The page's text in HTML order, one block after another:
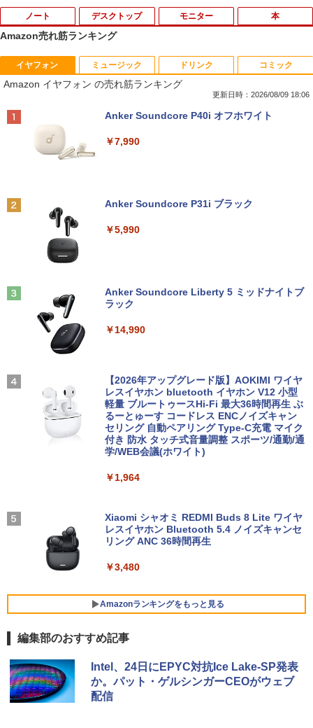
ノート
1
良品 フルHD 12.5インチ SONY VAIO Pr
o PJ VJPJ13C11N / Windows11/ 超高性
能 第10世代Core i5-1035G1/ 8GB/ 爆速
6/ Office付き/ Win11【中古ノートパソコ
あす楽対応 即日発送
ートパソコン 新品 Intel Pentium GOLD
量 持ち運び 安い
布】 Lenovo Chromebook Duet EDU G
2 2in1 ノートパソコン 83HKS00M00 Ch
romeOS MediaTek Kompanio 838 メモ
リ4GB eMMC64GB 10.95インチ タッチ
対応 再生品Sランク
￥29,800
付き｜楽天1位 三冠獲得｜豪華特典付き
｜最大180日保証｜Core i5 第8世代｜中
古ノートパソコン Windows11 office付
ンWindows11 第8世代｜ノートパソコン
｜パソコン｜PC｜中古PC
￥29,800
ク 訳あり】中古 ノートパソコン VAIO Pr
o PK 第10世代 Core i5 1035G1 メモリ1
6GB SSD 256GB Windows11 Pro 14イ
デスクトップ
1
＼11日まで限定価格／【楽天1位】デス
クトップパソコン 新品 福袋 5点セット
WPS Office付き 第12世代 Intel Corei3 1
1TB Windows11 事務 在宅ワーク 安い
ス オフィス業務 事務作業 デスクワーク
スクトップPC デスクトップパソコン ビ
門用 本体のみ
ャンス】GMKtec M8 ミニPC【AMD Ryz
en 5 PRO 6650H 16GB 512GB】4.5GH
z 6コア 12スレッド OCuLink Windows
11 Pro LPDDR5 6400MT/s 16T増設 3画
面2.5GbpsLAN Bluetooth5.2 WiFi HD
MI 省エネ ゲーミングpc みにpc minipc
8K コンパクト
￥78,248
4
[VETESA正規販売店]デスクトップパソ
コン PC 一体型 新品 Windows11 27型 C
SSD512GB 初期設定済 ホワイト ブラッ
ク
￥69,800
月11日01時59分まで】 [ジャンク] mous
e(マウス) G-Tune E5-165 ゲーミングノ
ートパソコン 2208E5-165-ADLABW11 2
モニター
1
ec訳あり☆PHILIPS 223V5L HDMI接続
できます
￥3,999
EIZO IIYAMA 三菱 富士通 NEC IO-DATA
【中古】
【500円クーポン＋ポイント最大31.5%還
D 1920×1080 1080P Fast IPS パネル 非
￥8,490
【新商品特価11699円！8/11 1:59迄】モ
バイルモニター 15.6インチ ポータブルモ
0 フルHD IPSパネル 非光沢 HDR スピー
シンプラス SP-MBM156 【送料無料】
￥11,699
ニター 21.5 / 23.8 / 24.5 / 27型 240Hz/2
00Hz /180Hz/165Hz/100Hz ゲーミングモ
ニター 非光沢 スピーカー内蔵 HDR/Free
￥13,999
本
1
あなたが誰かを殺した （講談社文庫） [
東野 圭吾 ]
￥1,023
￥1,760
石沢庸介 ]
の歩き方編集室 ]
￥2,750
答案 エピソード19（2026年版） [ ふぞ
￥2,860
Amazon売れ筋ランキング
イヤフォン
Amazon イヤフォン の売れ筋ランキング
更新日時：2026/08/09 18:06
Anker Soundcore P40i オフホワイト
￥7,990
Anker Soundcore P31i ブラック
￥5,990
Anker Soundcore Liberty 5 ミッドナイトブ
ラック
￥14,990
【2026年アップグレード版】AOKIMI ワイヤ
レスイヤホン bluetooth イヤホン V12 小型
軽量 ブルートゥースHi-Fi 最大36時間再生 ぶ
るーとゅーす コードレス ENCノイズキャン
セリング 自動ペアリング Type-C充電 マイク
付き 防水 タッチ式音量調整 スポーツ/通勤/通
学/WEB会議(ホワイト)
￥1,964
Xiaomi シャオミ REDMI Buds 8 Lite ワイヤ
レスイヤホン Bluetooth 5.4 ノイズキャンセ
リング ANC 36時間再生
￥3,480
Amazonランキングをもっと見る
ミュージック
BRUCE WAYNE feat. Flo Milli, ATL Jacob
[Explicit]
￥250
ドリンク
【Amazon.co.jp限定】 い・ろ・は・す 2L P
ET ラベルレス ×8本
￥1,112
コミック
薬屋のひとりごと 17巻 (デジタル版ビッグガ
ンガンコミックス)
￥770
編集部のおすすめ記事
Intel、24日にEPYC対抗Ice Lake-SP発表
か。パット・ゲルシンガーCEOがウェブ
配信